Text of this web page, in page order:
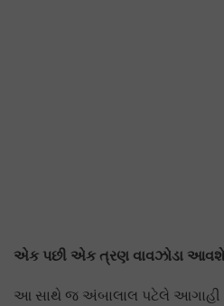
એક પછી એક ત્રણ વાવઝોડા આવશે
આ સાથે જ અંબાલાલ પટેલે આગાહી